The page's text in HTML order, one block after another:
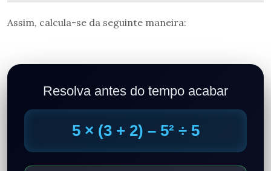
Assim, calcula-se da seguinte maneira:
Resolva antes do tempo acabar
5 × (3 + 2) – 5² ÷ 5